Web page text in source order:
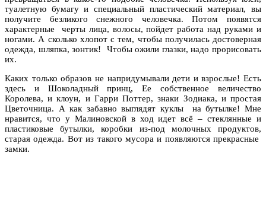
туалетную бумагу и специальный пластический материал, вы
получите безликого снежного человечка. Потом появятся
характерные черты лица, волосы, пойдет работа над руками и
ногами. А сколько хлопот с тем, чтобы получилась достоверная
одежда, шляпка, зонтик! Чтобы ожили глазки, надо прорисовать
их.
Каких только образов не напридумывали дети и взрослые! Есть
здесь и Шоколадный принц, Ее собственное величество
Королева, и клоун, и Гарри Поттер, знаки Зодиака, и простая
Цветочница. А как забавно выглядят куклы на бутылке! Мне
нравится, что у Малиновской в ход идет всё – стеклянные и
пластиковые бутылки, коробки из-под молочных продуктов,
старая одежда. Вот из такого мусора и появляются прекрасные
замки.